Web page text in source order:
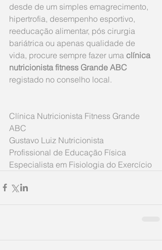
desde de um simples emagrecimento,
hipertrofia, desempenho esportivo,
reeducação alimentar, pós cirurgia
bariátrica ou apenas qualidade de
vida, procure sempre fazer uma clínica
nutricionista fitness Grande ABC
registado no conselho local.
Clínica Nutricionista Fitness Grande
ABC
Gustavo Luiz Nutricionista ​
Profissional de Educação Física
Especialista em Fisiologia do Exercício